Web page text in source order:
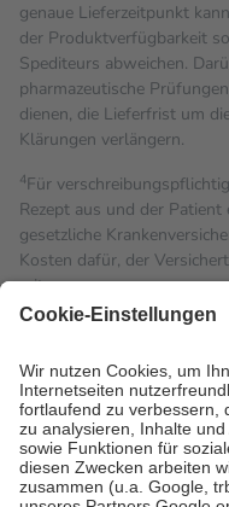
genaue Lieferzeitpunkt
der Produktverfügbarkeit
Spediteurs abweichen.
pharmazeutische
dienen, die Lieferfrist um
Klärungen verlängern.
4Für
Rezept aus und der
gesetzliche
Kosten dafür, der
mit.
Grundsätzlich leisten
höchstens zehn Euro.
Es
tatsächlichen Kosten der
Diese Regeln gelten
Bei Heilmitteln und
Zuzahlung zehn Prozent
Verordnung.